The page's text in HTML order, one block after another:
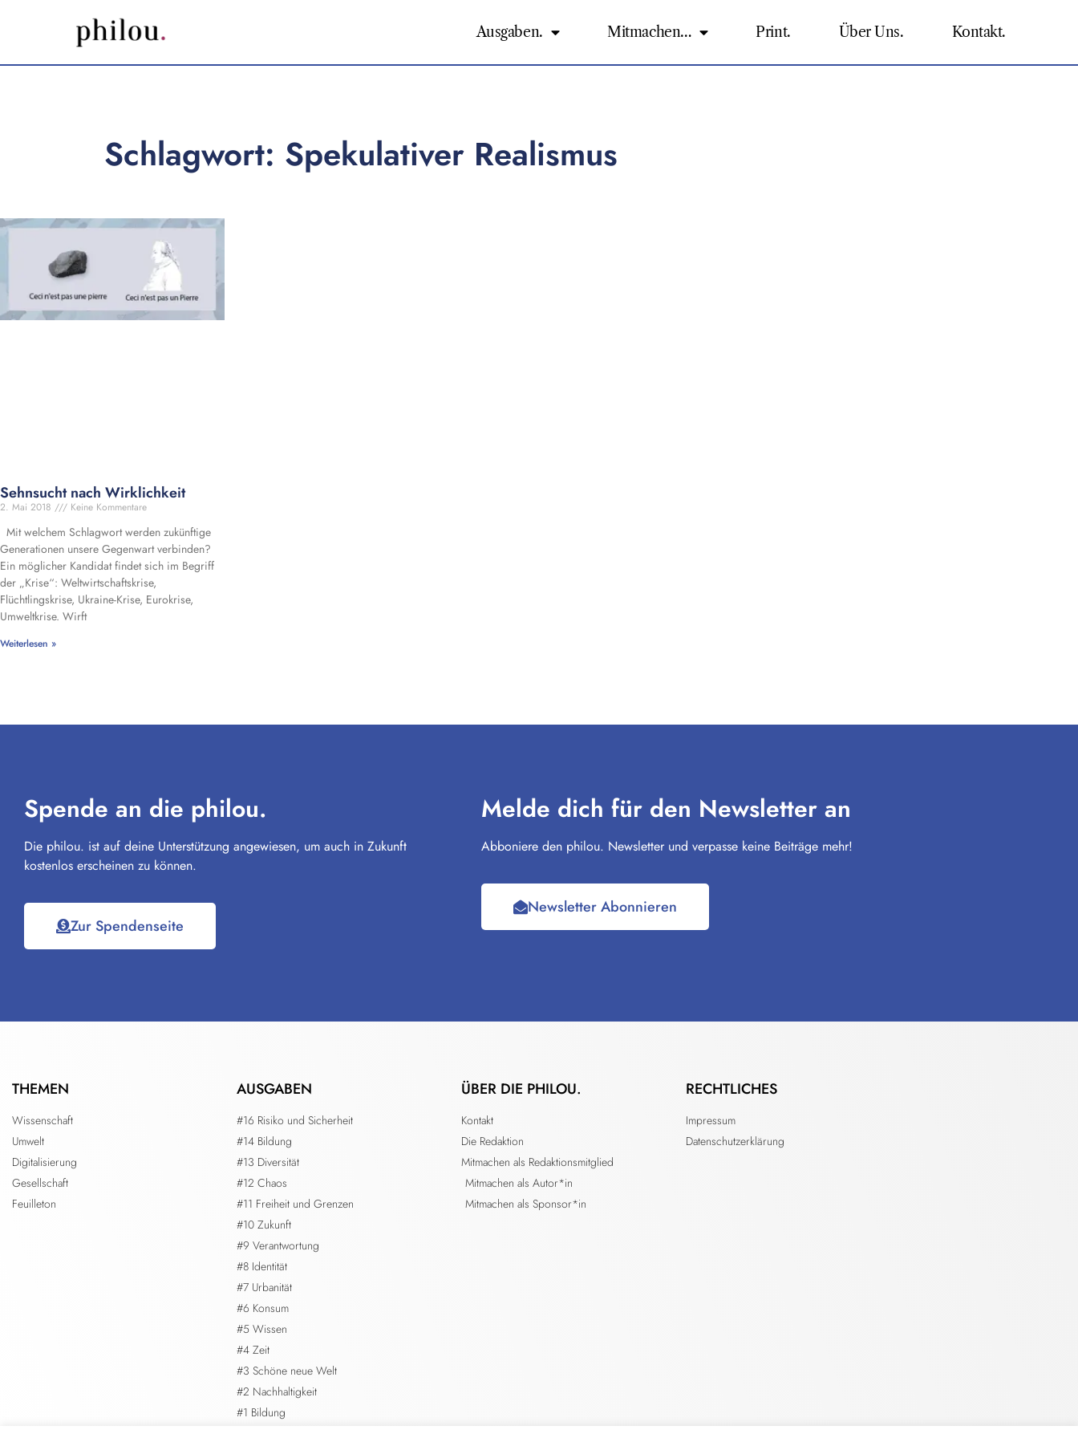
Ausgaben. Mitmachen… Print. Über Uns. Kontakt.
Schlagwort: Spekulativer Realismus
Sehnsucht nach Wirklichkeit
2. Mai 2018 Keine Kommentare
Mit welchem Schlagwort werden zukünftige
Generationen unsere Gegenwart verbinden?
Ein möglicher Kandidat findet sich im Begriff
der „Krise“: Weltwirtschaftskrise,
Flüchtlingskrise, Ukraine-Krise, Eurokrise,
Umweltkrise. Wirft
Weiterlesen »
Spende an die philou.
Die philou. ist auf deine Unterstützung angewiesen, um auch in Zukunft
kostenlos erscheinen zu können.
Zur Spendenseite
Melde dich für den Newsletter an
Abboniere den philou. Newsletter und verpasse keine Beiträge mehr!
Newsletter Abonnieren
THEMEN
Wissenschaft
Umwelt
Digitalisierung
Gesellschaft
Feuilleton
AUSGABEN
#16 Risiko und Sicherheit
#14 Bildung
#13 Diversität
#12 Chaos
#11 Freiheit und Grenzen
#10 Zukunft
#9 Verantwortung
#8 Identität
#7 Urbanität
#6 Konsum
#5 Wissen
#4 Zeit
#3 Schöne neue Welt
#2 Nachhaltigkeit
#1 Bildung
ÜBER DIE PHILOU.
Kontakt
Die Redaktion
Mitmachen als Redaktionsmitglied
Mitmachen als Autor*in
Mitmachen als Sponsor*in
RECHTLICHES
Impressum
Datenschutzerklärung